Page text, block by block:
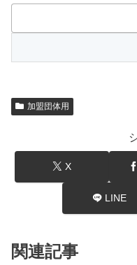
加盟団体用
X
LINE
関連記事